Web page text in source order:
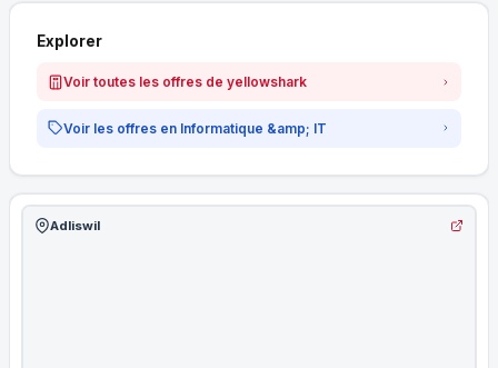
Explorer
Voir toutes les offres de yellowshark
Voir les offres en Informatique &amp; IT
Adliswil